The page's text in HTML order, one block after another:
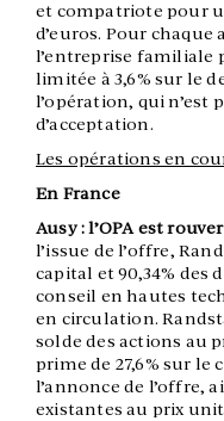
et compatriote pour
d’euros. Pour
l’entreprise familiale
limitée à 3,6% sur le
l’opération, qui n’est
d’acceptation.
Les opérations en
En France
Ausy : l’OPA est
l’issue de l’offre,
capital et 90,34% des
conseil en hautes
en circulation.
solde des actions au
prime de 27,6% sur le
l’annonce de l’offre,
existantes au prix